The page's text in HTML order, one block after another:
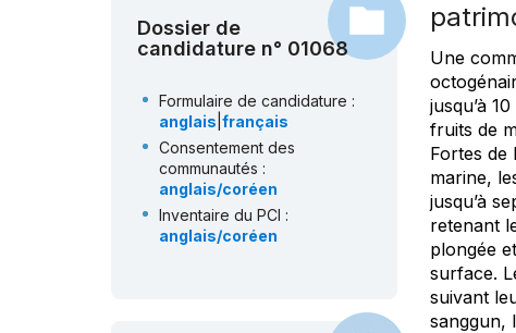
Dossier de
candidature n° 01068
Formulaire de candidature :
anglais français
Consentement des
communautés :
anglais/coréen
Inventaire du PCI :
anglais/coréen
Une
jusqu’à
fruits de
Fortes de
marine,
jusqu’à
retenant
plongée
surface.
suivant
sanggun,